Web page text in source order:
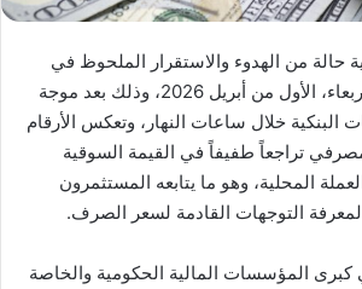
حالة من الهدوء والاستقرار الملحوظ في
ختام تعاملات اليوم الأربعاء، الأول من أبريل 2026، وذلك بعد موجة
خلال ساعات النهار، وتعكس الأرقام
تراجعاً طفيفاً في القيمة السوقية
المحلية، وهو ما يتابعه المستثمرون
التوجهات القادمة لسعر الصرف.
كبرى المؤسسات المالية الحكومية والخاصة